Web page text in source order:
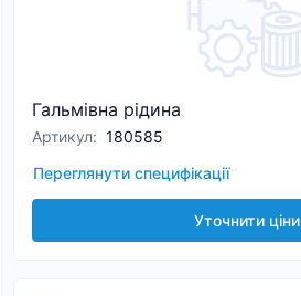
Гальмівна рідина
Артикул: 180585
Переглянути специфікації
Уточнити ціни